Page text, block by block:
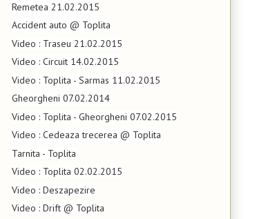
Remetea 21.02.2015
Accident auto @ Toplita
Video : Traseu 21.02.2015
Video : Circuit 14.02.2015
Video : Toplita - Sarmas 11.02.2015
Gheorgheni 07.02.2014
Video : Toplita - Gheorgheni 07.02.2015
Video : Cedeaza trecerea @ Toplita
Tarnita - Toplita
Video : Toplita 02.02.2015
Video : Deszapezire
Video : Drift @ Toplita